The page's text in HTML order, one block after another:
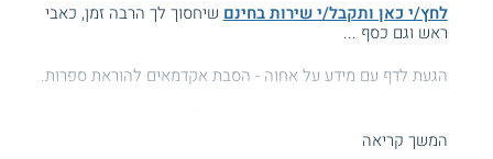
לחץ/י כאן ותקבל/י שירות בחינם שיחסוך לך הרבה זמן, כאבי
ראש וגם כסף ...
הגעת לדף עם מידע על אחוה - הסבת אקדמאים להוראת ספרות.
עזרנו גם לך? דרג אותנו:המשך קריאה